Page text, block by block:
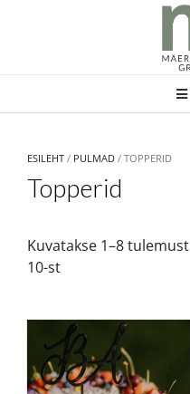
ESILEHT / PULMAD / TOPPERID
Topperid
Kuvatakse 1–8 tulemust
10-st